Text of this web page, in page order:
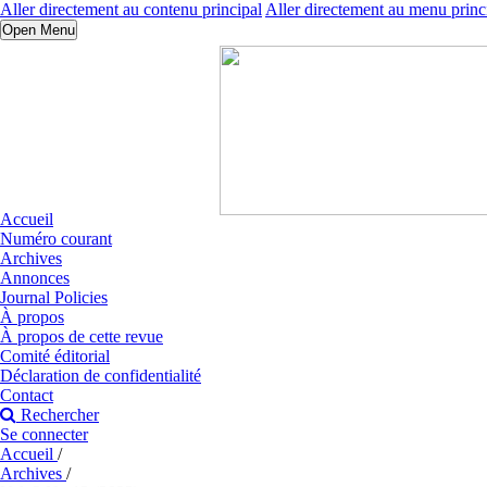
Aller directement au contenu principal Aller directement au menu
Open Menu
Accueil
Numéro courant
Archives
Annonces
Journal Policies
À propos
À propos de cette revue
Comité éditorial
Déclaration de confidentialité
Contact
Rechercher
Se connecter
Accueil /
Archives /